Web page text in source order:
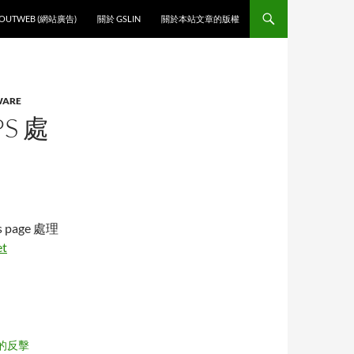
(網站廣告)
關於 GSLIN 關於本站文章的版權
處
page 處理
反擊